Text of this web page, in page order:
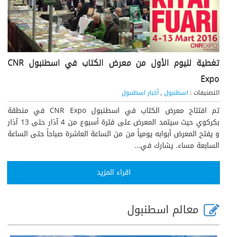
تغطية لليوم الأول من معرض الكتاب في اسطنبول CNR
Expo
التصنيفات : اسطنبول ,أخبار اسطنبول
تم افتتاح معرض الكتاب في اسطنبول CNR Expo في منطقة
بكركوي حيث سيتمد المعرض على فترة أسبوع من 4 آذار حتى 13 آذار
و يفتح المعرض أبوابه يومياً من من الساعة العاشرة صباحاً حتى الساعة
السابعة مساء. يشارك في…
اقراء المزيد
معالم اسطنبول